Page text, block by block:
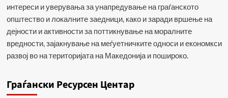
интереси и уверувања за унапредување на граѓанското
општество и локалните заедници, како и заради вршење на
дејности и активности за поттикнување на моралните
вредности, зајакнување на меѓуетничките односи и економкси
развој во на територијата на Македонија и пошироко.
Граѓански Ресурсен Центар